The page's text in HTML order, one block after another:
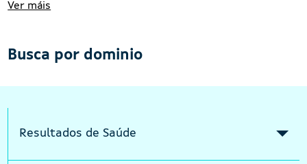
Ver máis
Busca por dominio
Resultados de Saúde